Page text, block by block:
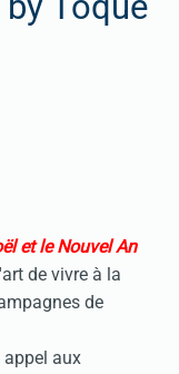
et le Nouvel An
de vivre à la
de
appel aux